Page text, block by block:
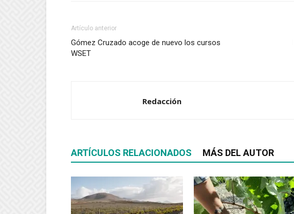
Artículo anterior
Gómez Cruzado acoge de nuevo los cursos
WSET
Redacción
ARTÍCULOS RELACIONADOS MÁS DEL AUTOR